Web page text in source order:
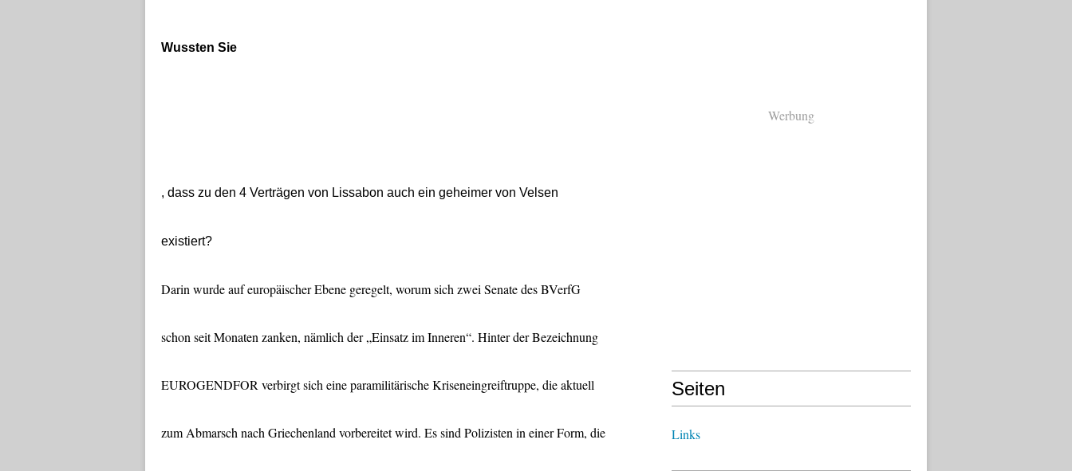
Wussten Sie
, dass zu den 4 Verträgen von Lissabon auch ein geheimer von Velsen
existiert?
Darin wurde auf europäischer Ebene geregelt, worum sich zwei Senate des BVerfG
schon seit Monaten zanken, nämlich der „Einsatz im Inneren“. Hinter der Bezeichnung
EUROGENDFOR verbirgt sich eine paramilitärische Kriseneingreiftruppe, die aktuell
zum Abmarsch nach Griechenland vorbereitet wird. Es sind Polizisten in einer Form, die
Werbung
Seiten
Links